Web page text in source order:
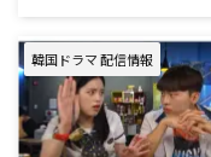
韓国ドラ …
愛〜』が視聴できる動画配
ビスをはじめ、あらすじや
ト、スタッフなどの情報に
もまとめて紹介する。 韓
マ『カンテク ～運命の愛
信情報 現在、『カンテク
韓国ドラマ 配信情報